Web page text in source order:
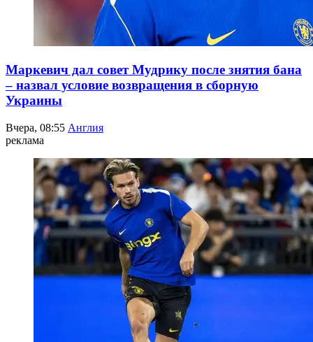
Маркевич дал совет Мудрику после знятия бана
– назвал условие возвращения в сборную
Украины
Вчера, 08:55 Англия
реклама